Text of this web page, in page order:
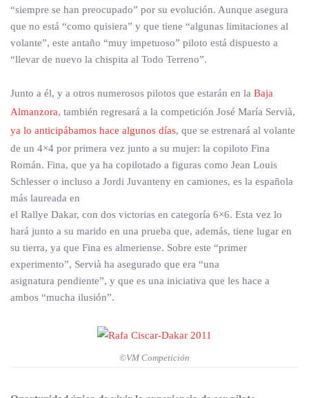
“siempre se han preocupado” por su evolución. Aunque asegura
que no está “como quisiera” y que tiene “algunas limitaciones al
volante”, este antaño “muy impetuoso” piloto está dispuesto a
“llevar de nuevo la chispita al Todo Terreno”.
Junto a él, y a otros numerosos pilotos que estarán en la Baja
Almanzora, también regresará a la competición José María Servià,
ya lo anticipábamos hace algunos días, que se estrenará al volante
de un 4×4 por primera vez junto a su mujer: la copiloto Fina
Román. Fina, que ya ha copilotado a figuras como Jean Louis
Schlesser o incluso a Jordi Juvanteny en camiones, es la española
más laureada en
el Rallye Dakar, con dos victorias en categoría 6×6. Esta vez lo
hará junto a su marido en una prueba que, además, tiene lugar en
su tierra, ya que Fina es almeriense. Sobre este “primer
experimento”, Servià ha asegurado que era “una
asignatura pendiente”, y que es una iniciativa que les hace a
ambos “mucha ilusión”.
©VM Competición